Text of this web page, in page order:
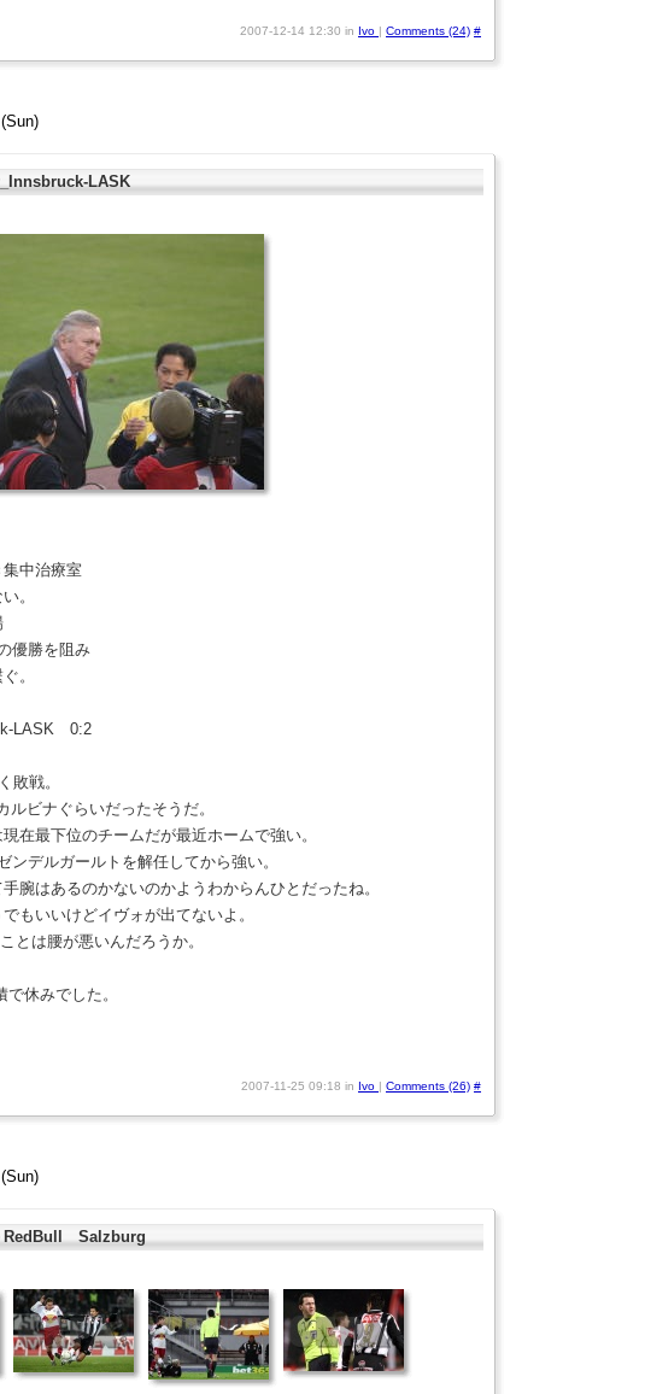
2007-12-14 12:30 in Ivo | Comments (24) #
LASK
中治療室
。
優勝を阻み
。
LASK 0:2
敗戦。
ルビナぐらいだったそうだ。
在最下位のチームだが最近ホームで強い。
ンデルガールトを解任してから強い。
腕はあるのかないのかようわからんひとだったね。
もいいけどイヴォが出てないよ。
とは腰が悪いんだろうか。
休みでした。
2007-11-25 09:18 in Ivo | Comments (26) #
RedBull Salzburg